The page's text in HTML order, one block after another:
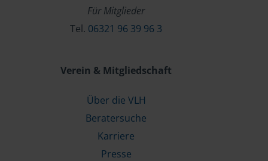
Für Mitglieder
Tel. 06321 96 39 96 3
Verein & Mitgliedschaft
Über die VLH
Beratersuche
Karriere
Presse